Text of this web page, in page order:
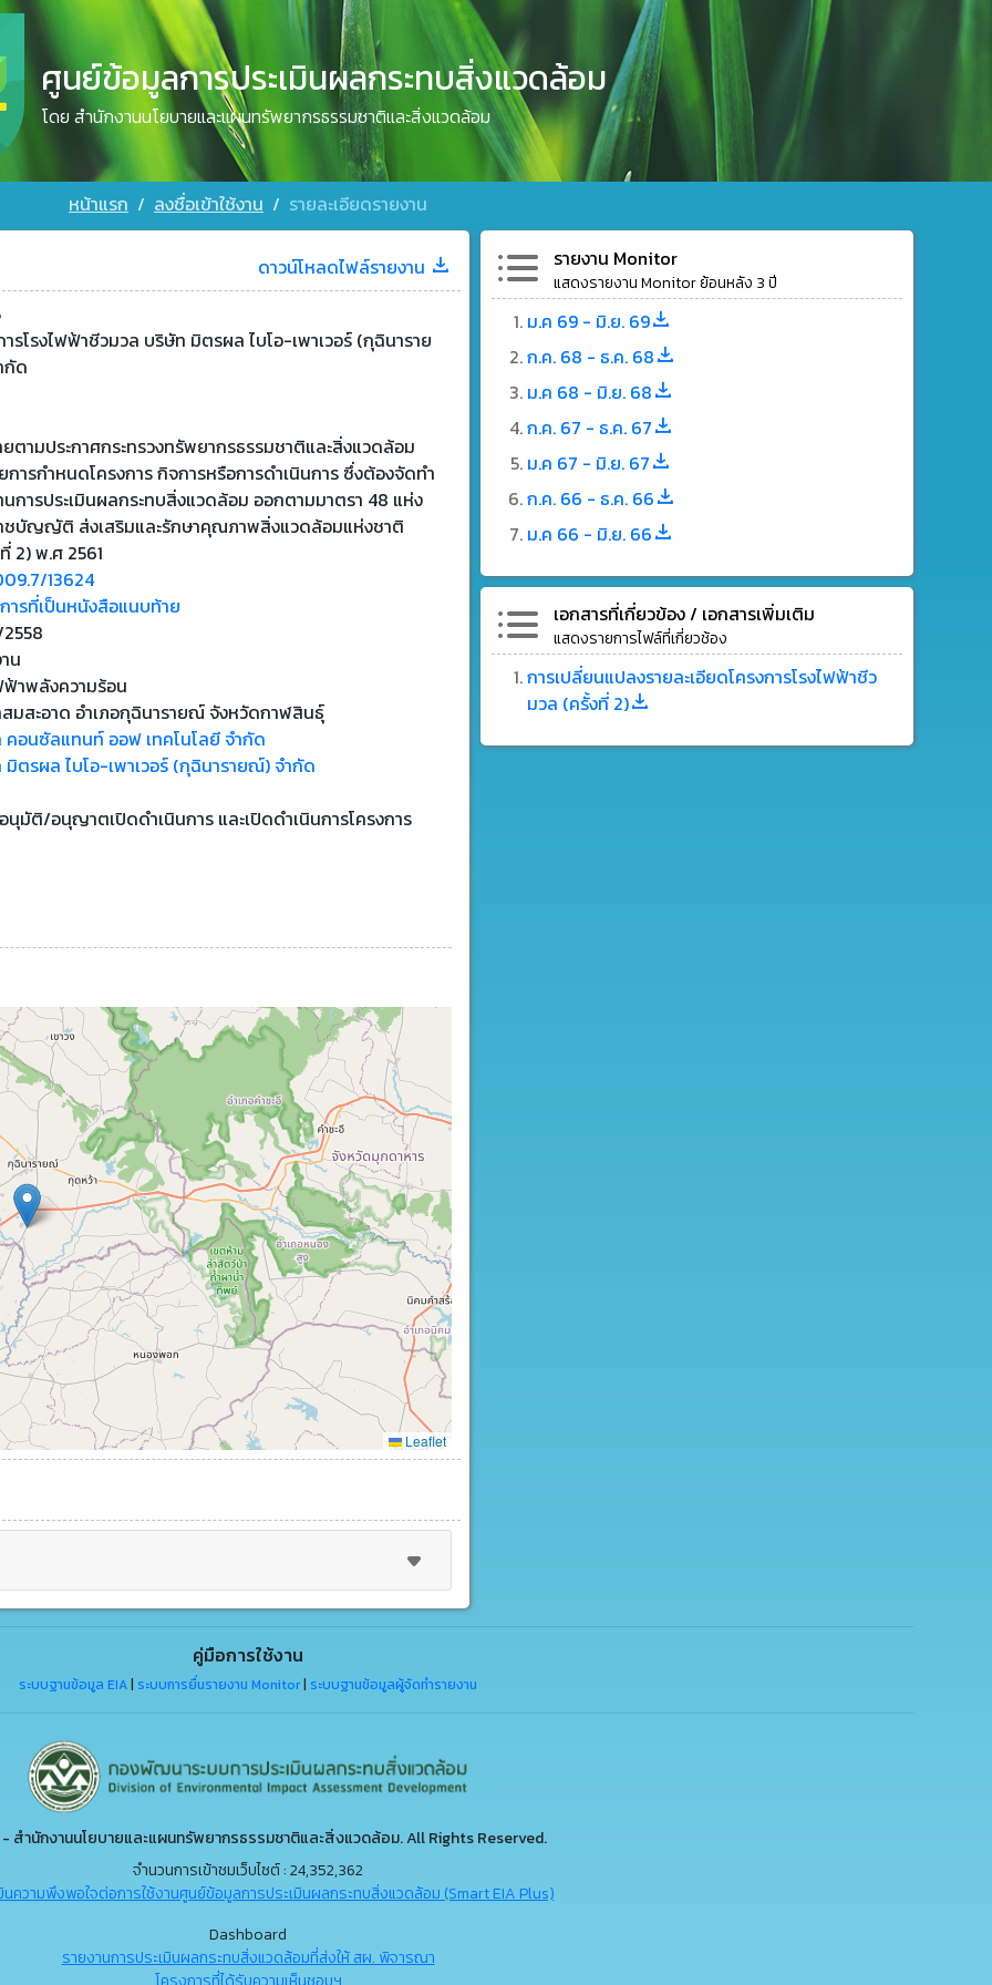
ศูนย์ข้อมูลการประเมินผลกระทบสิ่งแวดล้อม
โดย สำนักงานนโยบายและแผนทรัพยากรธรรมชาติและสิ่งแวดล้อม
หน้าแรก ลงชื่อเข้าใช้งาน รายละเอียดรายงาน
ดาวน์โหลดไฟล์รายงาน
ารโรงไฟฟ้าชีวมวล บริษัท มิตรผล ไบโอ-เพาเวอร์ (กุฉินาราย
ด
ยตามประกาศกระทรวงทรัพยากรธรรมชาติและสิ่งแวดล้อม
การกำหนดโครงการ กิจการหรือการดำเนินการ ซึ่งต้องจัดทำ
นการประเมินผลกระทบสิ่งแวดล้อม ออกตามมาตรา 48 แห่ง
ชบัญญัติ ส่งเสริมและรักษาคุณภาพสิ่งแวดล้อมแห่งชาติ
2) พ.ศ 2561
13624
ารที่เป็นหนังสือแนบท้าย
2558
น
ฟ้าพลังความร้อน
มสะอาด อำเภอกุฉินารายณ์ จังหวัดกาฬสินธุ์
คอนซัลแทนท์ ออฟ เทคโนโลยี จำกัด
ตรผล ไบโอ-เพาเวอร์ (กุฉินารายณ์) จำกัด
นุมัติ/อนุญาตเปิดดำเนินการ และเปิดดำเนินการโครงการ
Leaflet
รายงาน Monitor
แสดงรายงาน Monitor ย้อนหลัง 3 ปี
ม.ค 69 - มิ.ย. 69
ก.ค. 68 - ธ.ค. 68
ม.ค 68 - มิ.ย. 68
ก.ค. 67 - ธ.ค. 67
ม.ค 67 - มิ.ย. 67
ก.ค. 66 - ธ.ค. 66
ม.ค 66 - มิ.ย. 66
เอกสารที่เกี่ยวข้อง / เอกสารเพิ่มเติม
แสดงรายการไฟล์ที่เกี่ยวช้อง
การเปลี่ยนแปลงรายละเอียดโครงการโรงไฟฟ้าชีว
มวล (ครั้งที่ 2)
คู่มือการใช้งาน
ระบบฐานข้อมูล EIA ระบบการยื่นรายงาน Monitor ระบบฐานข้อมูลผู้จัดทำรายงาน
สำนักงานนโยบายและแผนทรัพยากรธรรมชาติและสิ่งแวดล้อม. All Rights Reserved.
จำนวนการเข้าชมเว็บไซต์ : 24,352,362
นความพึงพอใจต่อการใช้งานศูนย์ข้อมูลการประเมินผลกระทบสิ่งแวดล้อม (Smart EIA Plus)
Dashboard
รายงานการประเมินผลกระทบสิ่งแวดล้อมที่ส่งให้ สผ. พิจารณา